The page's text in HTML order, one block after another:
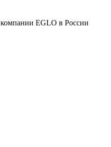
EGLO в России